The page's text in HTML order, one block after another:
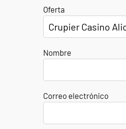
Oferta
Nombre
Correo electrónico